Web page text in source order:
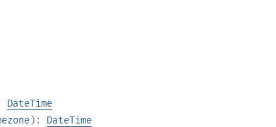
DateTime
): DateTime